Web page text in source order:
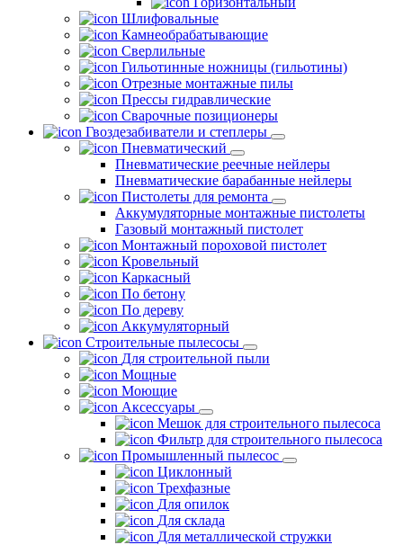
Шлифовальные
Камнеобрабатывающие
Сверлильные
Гильотинные ножницы (гильотины)
Отрезные монтажные пилы
Прессы гидравлические
Сварочные позиционеры
Гвоздезабиватели и степлеры
Пневматический
Пневматические реечные нейлеры
Пневматические барабанные нейлеры
Пистолеты для ремонта
Аккумуляторные монтажные пистолеты
Газовый монтажный пистолет
Монтажный пороховой пистолет
Кровельный
Каркасный
По бетону
По дереву
Аккумуляторный
Строительные пылесосы
Для строительной пыли
Мощные
Моющие
Аксессуары
Мешок для строительного пылесоса
Фильтр для строительного пылесоса
Промышленный пылесос
Циклонный
Трехфазные
Для опилок
Для склада
Для металлической стружки